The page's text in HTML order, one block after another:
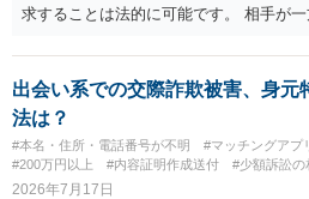
く求めます。 以上
求することは法的に可能です。 相手が
は成立していません。当初の返済期日
求める権利があります。 具体的には、
です。 分割拒否と一括請求の通知：
払いには同意していないため、残額の一
伝えます。 相手の本名・住所の確認：応
訴訟など）をとるには、相手の身元が必
出会い系での交際詐欺被害、身元
法は？
#本名・住所・電話番号が不明 #マッチングアプ
#200万円以上
#内容証明作成送付 #少額訴訟の
2026年7月17日